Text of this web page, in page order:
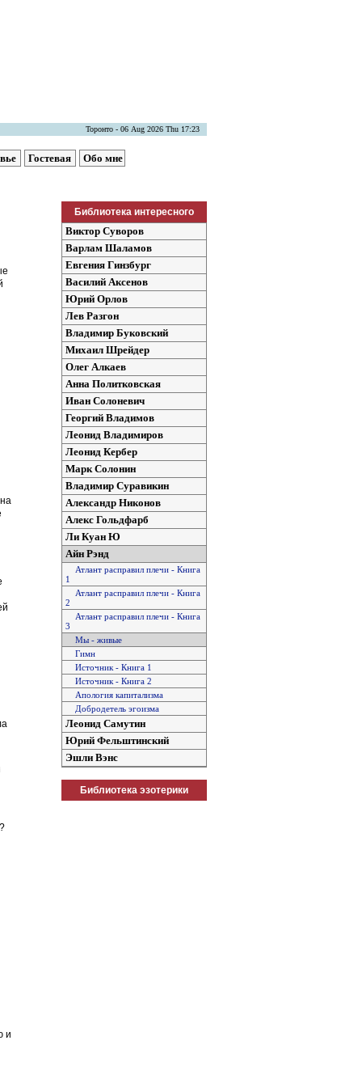
Торонто - 06 Aug 2026 Thu 17:23
Гостевая Обо мне
и
Библиотека интересного
Виктор Суворов
Варлам Шаламов
Евгения Гинзбург
Василий Аксенов
Юрий Орлов
Лев Разгон
Владимир Буковский
Михаил Шрейдер
Олег Алкаев
Анна Политковская
Иван Солоневич
Георгий Владимов
Леонид Владимиров
Леонид Кербер
Марк Солонин
Владимир Суравикин
Александр Никонов
Алекс Гольдфарб
Ли Куан Ю
Айн Рэнд
Атлант расправил плечи - Книга
1
Атлант расправил плечи - Книга
2
Атлант расправил плечи - Книга
3
Мы - живые
Гимн
Источник - Книга 1
Источник - Книга 2
Апология капитализма
Добродетель эгоизма
Леонид Самутин
Юрий Фельштинский
Эшли Вэнс
Библиотека эзотерики